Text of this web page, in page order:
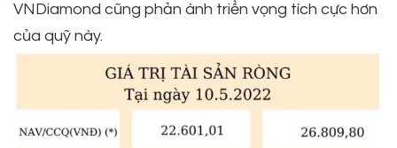
VNDiamond cũng phản ánh triển vọng tích cực hơn
của quỹ này.